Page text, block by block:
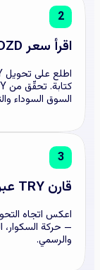
2
اقرأ سعر TRY/DZD اليوم
السوق السوداء
3
قارن TRY عبر الزمن
— حركة السكوار،
والرسمي.